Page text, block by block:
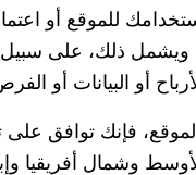
للموقع أو
ذلك، على سبيل
أو البيانات أو
فإنك توافق
وشمال أفريقيا